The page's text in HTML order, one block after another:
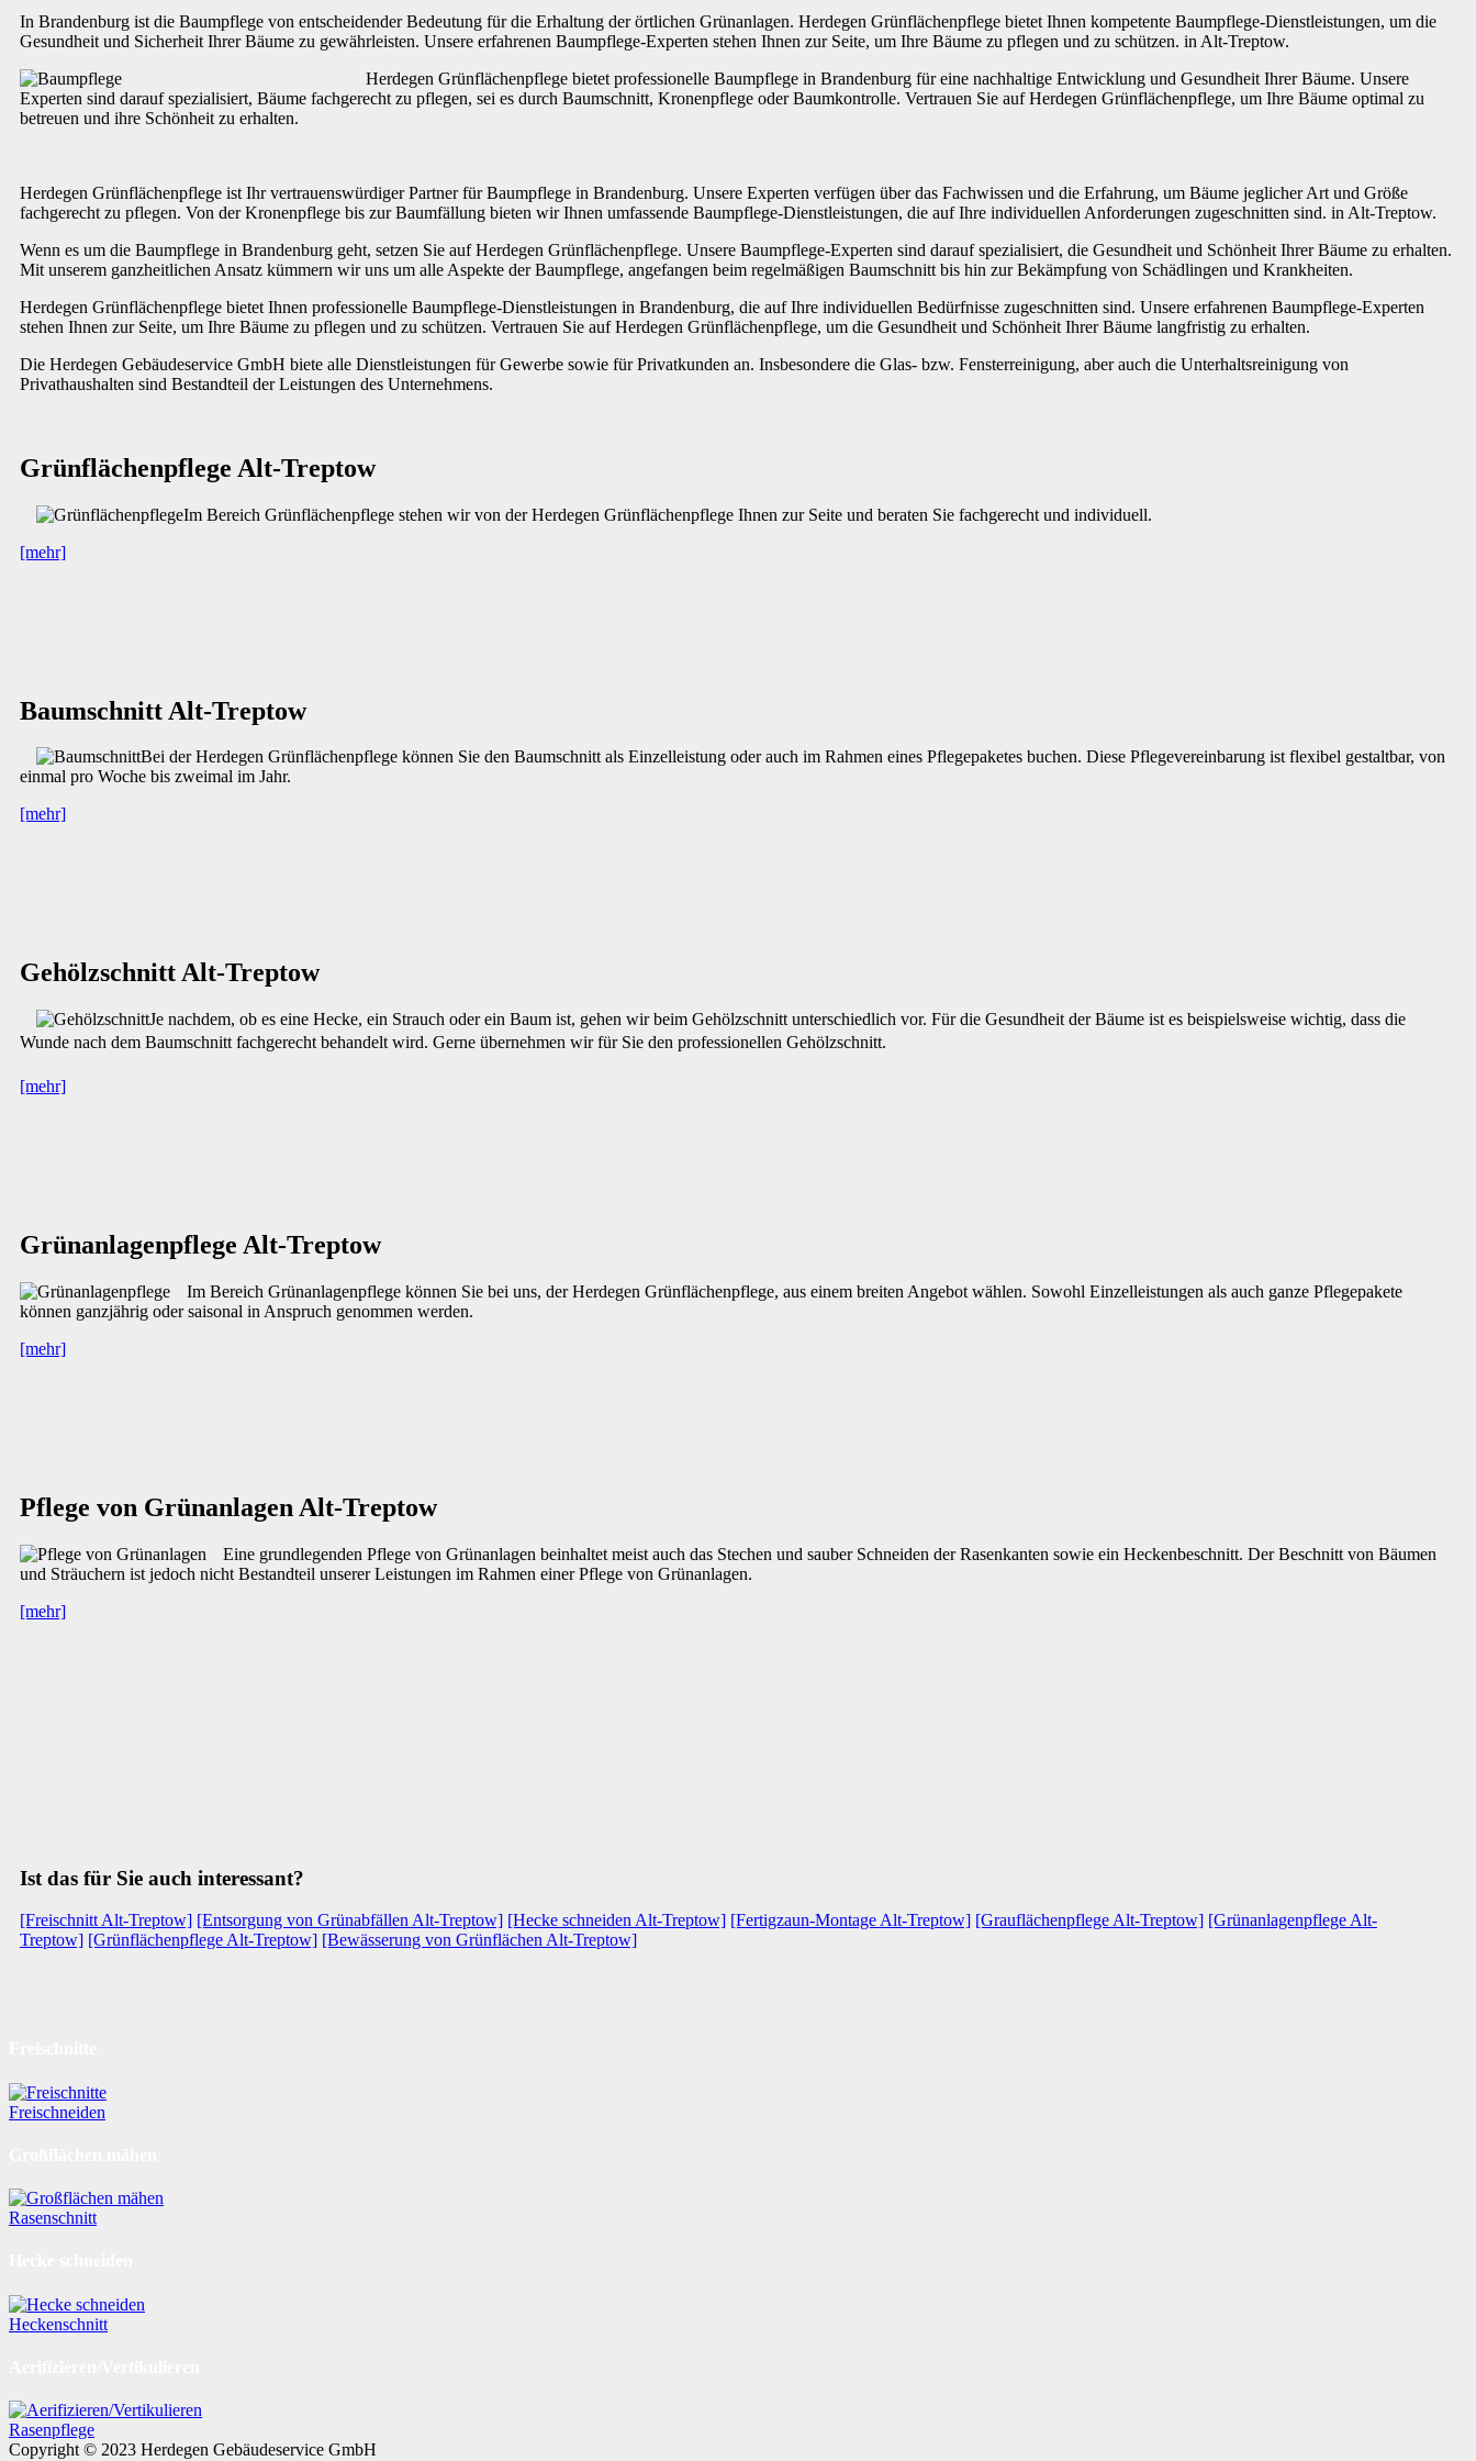
In Brandenburg ist die Baumpflege von entscheidender Bedeutung für die Erhaltung der örtlichen Grünanlagen. Herdegen Grünflächenpflege bietet Ihnen kompetente Baumpflege-Dienstleistungen, um die
Gesundheit und Sicherheit Ihrer Bäume zu gewährleisten. Unsere erfahrenen Baumpflege-Experten stehen Ihnen zur Seite, um Ihre Bäume zu pflegen und zu schützen. in Alt-Treptow.
Herdegen Grünflächenpflege bietet professionelle Baumpflege in Brandenburg für eine nachhaltige Entwicklung und Gesundheit Ihrer Bäume. Unsere
Experten sind darauf spezialisiert, Bäume fachgerecht zu pflegen, sei es durch Baumschnitt, Kronenpflege oder Baumkontrolle. Vertrauen Sie auf Herdegen Grünflächenpflege, um Ihre Bäume optimal zu
betreuen und ihre Schönheit zu erhalten.
Herdegen Grünflächenpflege ist Ihr vertrauenswürdiger Partner für Baumpflege in Brandenburg. Unsere Experten verfügen über das Fachwissen und die Erfahrung, um Bäume jeglicher Art und Größe
fachgerecht zu pflegen. Von der Kronenpflege bis zur Baumfällung bieten wir Ihnen umfassende Baumpflege-Dienstleistungen, die auf Ihre individuellen Anforderungen zugeschnitten sind. in Alt-Treptow.
Wenn es um die Baumpflege in Brandenburg geht, setzen Sie auf Herdegen Grünflächenpflege. Unsere Baumpflege-Experten sind darauf spezialisiert, die Gesundheit und Schönheit Ihrer Bäume zu erhalten.
Mit unserem ganzheitlichen Ansatz kümmern wir uns um alle Aspekte der Baumpflege, angefangen beim regelmäßigen Baumschnitt bis hin zur Bekämpfung von Schädlingen und Krankheiten.
Herdegen Grünflächenpflege bietet Ihnen professionelle Baumpflege-Dienstleistungen in Brandenburg, die auf Ihre individuellen Bedürfnisse zugeschnitten sind. Unsere erfahrenen Baumpflege-Experten
stehen Ihnen zur Seite, um Ihre Bäume zu pflegen und zu schützen. Vertrauen Sie auf Herdegen Grünflächenpflege, um die Gesundheit und Schönheit Ihrer Bäume langfristig zu erhalten.
Die Herdegen Gebäudeservice GmbH biete alle Dienstleistungen für Gewerbe sowie für Privatkunden an. Insbesondere die Glas- bzw. Fensterreinigung, aber auch die Unterhaltsreinigung von
Privathaushalten sind Bestandteil der Leistungen des Unternehmens.
Grünflächenpflege Alt-Treptow
Im Bereich Grünflächenpflege stehen wir von der Herdegen Grünflächenpflege Ihnen zur Seite und beraten Sie fachgerecht und individuell.
[mehr]
Baumschnitt Alt-Treptow
Bei der Herdegen Grünflächenpflege können Sie den Baumschnitt als Einzelleistung oder auch im Rahmen eines Pflegepaketes buchen. Diese Pflegevereinbarung ist flexibel gestaltbar, von
einmal pro Woche bis zweimal im Jahr.
[mehr]
Gehölzschnitt Alt-Treptow
Je nachdem, ob es eine Hecke, ein Strauch oder ein Baum ist, gehen wir beim Gehölzschnitt unterschiedlich vor. Für die Gesundheit der Bäume ist es beispielsweise wichtig, dass die
Wunde nach dem Baumschnitt fachgerecht behandelt wird. Gerne übernehmen wir für Sie den professionellen Gehölzschnitt.
[mehr]
Grünanlagenpflege Alt-Treptow
Im Bereich Grünanlagenpflege können Sie bei uns, der Herdegen Grünflächenpflege, aus einem breiten Angebot wählen. Sowohl Einzelleistungen als auch ganze Pflegepakete
können ganzjährig oder saisonal in Anspruch genommen werden.
[mehr]
Pflege von Grünanlagen Alt-Treptow
Eine grundlegenden Pflege von Grünanlagen beinhaltet meist auch das Stechen und sauber Schneiden der Rasenkanten sowie ein Heckenbeschnitt. Der Beschnitt von Bäumen
und Sträuchern ist jedoch nicht Bestandteil unserer Leistungen im Rahmen einer Pflege von Grünanlagen.
[mehr]
Ist das für Sie auch interessant?
[Freischnitt Alt-Treptow] [Entsorgung von Grünabfällen Alt-Treptow] [Hecke schneiden Alt-Treptow] [Fertigzaun-Montage Alt-Treptow] [Grauflächenpflege Alt-Treptow] [Grünanlagenpflege Alt-
Treptow] [Grünflächenpflege Alt-Treptow] [Bewässerung von Grünflächen Alt-Treptow]
Freischneiden
Rasenschnitt
Heckenschnitt
Rasenpflege
Copyright © 2023 Herdegen Gebäudeservice GmbH